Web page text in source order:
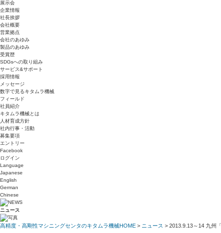
展示会
企業情報
社長挨拶
会社概要
営業拠点
会社のあゆみ
製品のあゆみ
受賞歴
SDGsへの取り組み
サービス&サポート
採用情報
メッセージ
数字で見るキタムラ機械
フィールド
社員紹介
キタムラ機械とは
人材育成方針
社内行事・活動
募集要項
エントリー
Facebook
ログイン
Language
Japanese
English
German
Chinese
ニュース
高精度・高剛性マシニングセンタのキタムラ機械HOME > ニュース > 2013.9.13～14 九州